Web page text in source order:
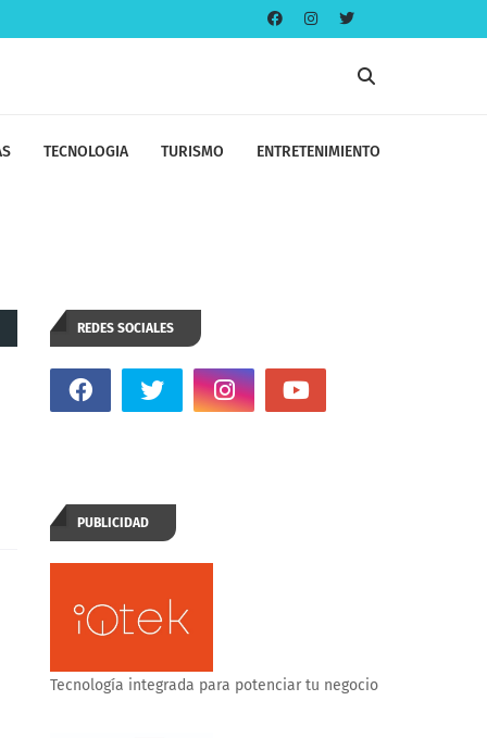
TECNOLOGIA TURISMO ENTRETENIMIENTO
REDES SOCIALES
PUBLICIDAD
Tecnología integrada para potenciar tu negocio